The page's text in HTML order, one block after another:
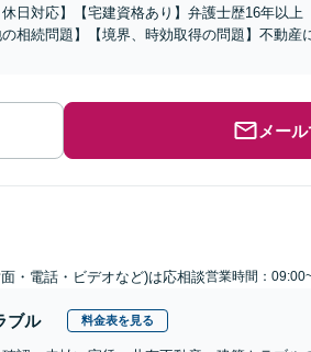
日対応】【宅建資格あり】弁護士歴16年以
相続問題】【境界、時効取得の問題】不動産
メー
・電話・ビデオなど)は応相談営業時間：
ブル 料金表を見る